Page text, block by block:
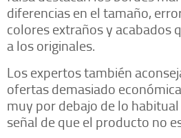
diferencias en el tamaño,
colores extraños y acabados
a los originales.
Los expertos también
ofertas demasiado
muy por debajo de lo
señal de que el producto no